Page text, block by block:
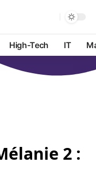
High-Tech IT
2 :